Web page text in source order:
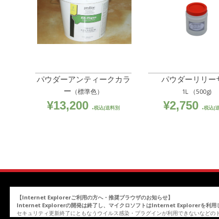
パウダーアンティークカラ
ー （標準色）
¥13,200 税込|送料別
パウダーリリー
1L （500g)
¥2,750 税込|
【Internet Explorerご利用の方へ・推奨ブラウザのお知らせ】
Internet Explorerの開発は終了し、マイクロソフトはInternet Explorerを利用
セキュリティ更新終了にともなうウイルス感染・プラグインが利用できないなど